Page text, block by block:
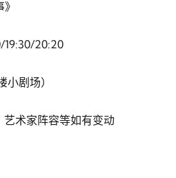
19:30/20:20
剧场）
术家阵容等如有变动